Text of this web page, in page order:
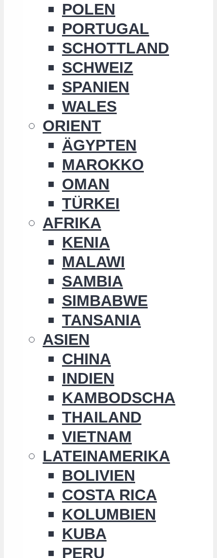
POLEN
PORTUGAL
SCHOTTLAND
SCHWEIZ
SPANIEN
WALES
ORIENT
ÄGYPTEN
MAROKKO
OMAN
TÜRKEI
AFRIKA
KENIA
MALAWI
SAMBIA
SIMBABWE
TANSANIA
ASIEN
CHINA
INDIEN
KAMBODSCHA
THAILAND
VIETNAM
LATEINAMERIKA
BOLIVIEN
COSTA RICA
KOLUMBIEN
KUBA
PERU